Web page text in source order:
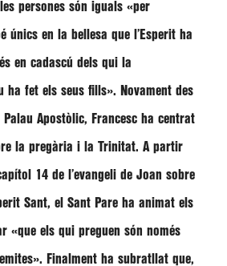
persones són iguals «per
únics en la bellesa que l’Esperit ha
en cadascú dels qui la
ha fet els seus fills». Novament des
Apostòlic, Francesc ha centrat
la pregària i la Trinitat. A partir
14 de l’evangeli de Joan sobre
Sant, el Sant Pare ha animat els
«que els qui preguen són només
. Finalment ha subratllat que,